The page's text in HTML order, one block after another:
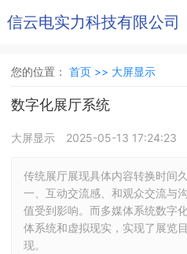
信云电实力科技有限公司
您的位置： 首页 >> 大屏显示
数字化展厅系统
大屏显示 2025-05-13 17:24:23
传统展厅展现具体内容转换时间
一、互动交流感、和观众交流与
值受到影响。而多媒体系统数字
体系统和虚拟现实，实现了展览
现。